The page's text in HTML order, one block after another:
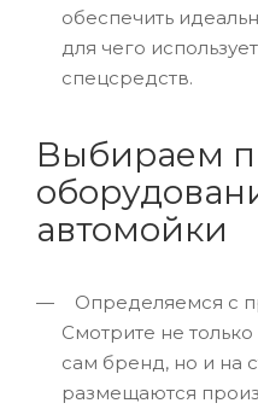
обеспечить
для чего
спецсредств.
Выбираем
автомойки
Определяемся с
Смотрите не
сам бренд, но и на
размещаются